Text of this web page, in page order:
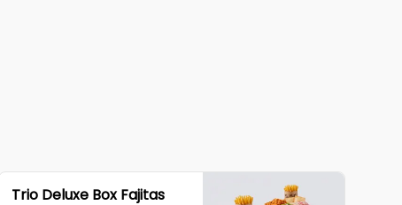
Trio Deluxe Box Fajitas